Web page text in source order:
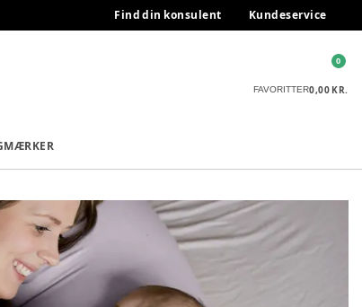
Find din konsulent Kundeservice
FAVORITTER0,00 KR.
0
MÆRKER